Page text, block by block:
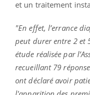
et un traitement
"En effet, l’errance
peut durer entre 2 et
étude réalisée par
recueillant 79
ont déclaré avoir